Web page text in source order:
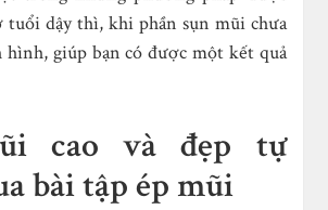
tuổi dậy thì, khi phần sụn mũi chưa
giúp bạn có được một kết quả
cao và đẹp tự
bài tập ép mũi